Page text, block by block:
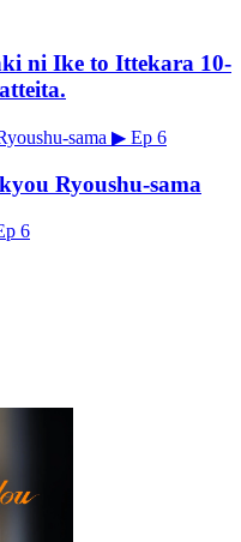
ni Ike to Ittekara 10-
▶ Ep 6
Ryoushu-sama
6